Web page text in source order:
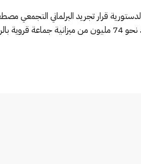
قرار تجريد البرلماني